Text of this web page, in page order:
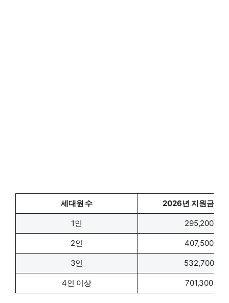
세대원 수 2026년 지원금액(
1인 295,200
2인 407,500
3인 532,700
4인 이상 701,300